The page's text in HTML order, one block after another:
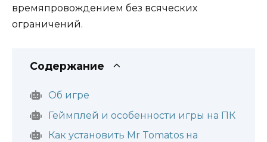
времяпровождением без всяческих
ограничений.
Содержание
Об игре
Геймплей и особенности игры на ПК
Как установить Mr Tomatos на